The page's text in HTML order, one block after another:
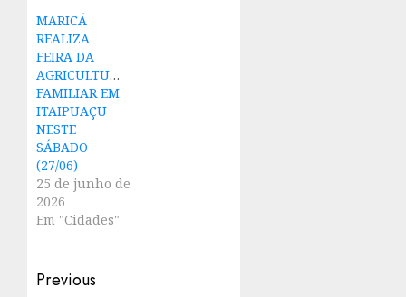
MARICÁ
REALIZA
FEIRA DA
AGRICULTURA
FAMILIAR EM
ITAIPUAÇU
NESTE
SÁBADO
(27/06)
25 de junho de
2026
Em "Cidades"
Post
Previous